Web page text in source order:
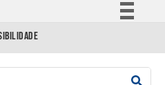
Comunica BR